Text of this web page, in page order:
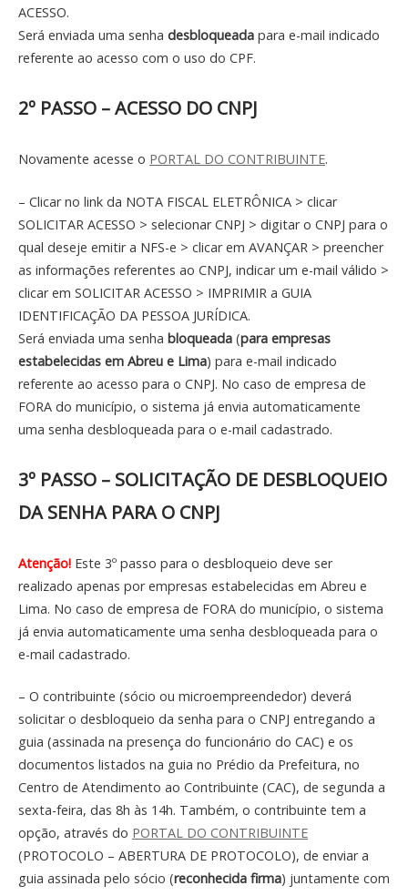
ACESSO.
Será enviada uma senha desbloqueada para e-mail indicado
referente ao acesso com o uso do CPF.
2º PASSO – ACESSO DO CNPJ
Novamente acesse o PORTAL DO CONTRIBUINTE.
– Clicar no link da NOTA FISCAL ELETRÔNICA > clicar
SOLICITAR ACESSO > selecionar CNPJ > digitar o CNPJ para o
qual deseje emitir a NFS-e > clicar em AVANÇAR > preencher
as informações referentes ao CNPJ, indicar um e-mail válido >
clicar em SOLICITAR ACESSO > IMPRIMIR a GUIA
IDENTIFICAÇÃO DA PESSOA JURÍDICA.
Será enviada uma senha bloqueada (para empresas
estabelecidas em Abreu e Lima) para e-mail indicado
referente ao acesso para o CNPJ. No caso de empresa de
FORA do município, o sistema já envia automaticamente
uma senha desbloqueada para o e-mail cadastrado.
3º PASSO – SOLICITAÇÃO DE DESBLOQUEIO
DA SENHA PARA O CNPJ
Atenção! Este 3º passo para o desbloqueio deve ser
realizado apenas por empresas estabelecidas em Abreu e
Lima. No caso de empresa de FORA do município, o sistema
já envia automaticamente uma senha desbloqueada para o
e-mail cadastrado.
– O contribuinte (sócio ou microempreendedor) deverá
solicitar o desbloqueio da senha para o CNPJ entregando a
guia (assinada na presença do funcionário do CAC) e os
documentos listados na guia no Prédio da Prefeitura, no
Centro de Atendimento ao Contribuinte (CAC), de segunda a
sexta-feira, das 8h às 14h. Também, o contribuinte tem a
opção, através do PORTAL DO CONTRIBUINTE
(PROTOCOLO – ABERTURA DE PROTOCOLO), de enviar a
guia assinada pelo sócio (reconhecida firma) juntamente com